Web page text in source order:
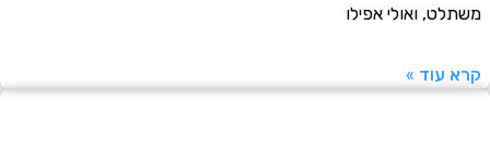
ואולי אפילו
»